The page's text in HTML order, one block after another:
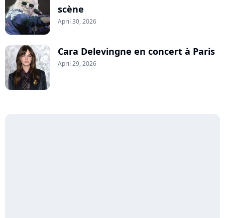
scène
April 30, 2026
Cara Delevingne en concert à Paris
April 29, 2026